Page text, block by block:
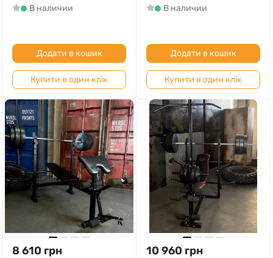
В наличии
Додати в кошик
Купити в один клік
В наличии
Додати в кошик
Купити в один клік
8 610 грн 10 960 грн